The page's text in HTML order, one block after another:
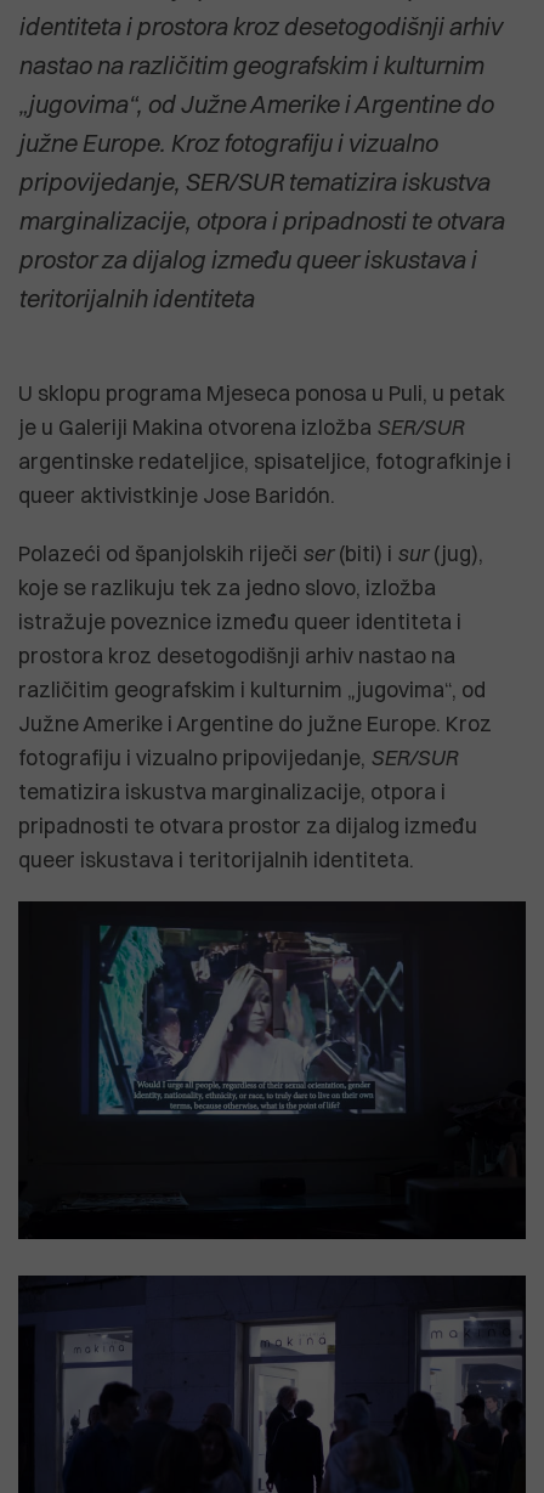
identiteta i prostora kroz desetogodišnji arhiv
nastao na različitim geografskim i kulturnim
„jugovima“, od Južne Amerike i Argentine do
južne Europe. Kroz fotografiju i vizualno
pripovijedanje, SER/SURtematizira iskustva
marginalizacije, otpora i pripadnosti te otvara
prostor za dijalog između queer iskustava i
teritorijalnih identiteta
U sklopu programa Mjeseca ponosa u Puli, u petak
je u Galeriji Makina otvorena izložba SER/SUR
argentinske redateljice, spisateljice, fotografkinje i
queer aktivistkinje Jose Baridón.
Polazeći od španjolskih riječi ser(biti) i sur(jug),
koje se razlikuju tek za jedno slovo, izložba
istražuje poveznice između queer identiteta i
prostora kroz desetogodišnji arhiv nastao na
različitim geografskim i kulturnim „jugovima“, od
Južne Amerike i Argentine do južne Europe. Kroz
fotografiju i vizualno pripovijedanje, SER/SUR
tematizira iskustva marginalizacije, otpora i
pripadnosti te otvara prostor za dijalog između
queer iskustava i teritorijalnih identiteta.